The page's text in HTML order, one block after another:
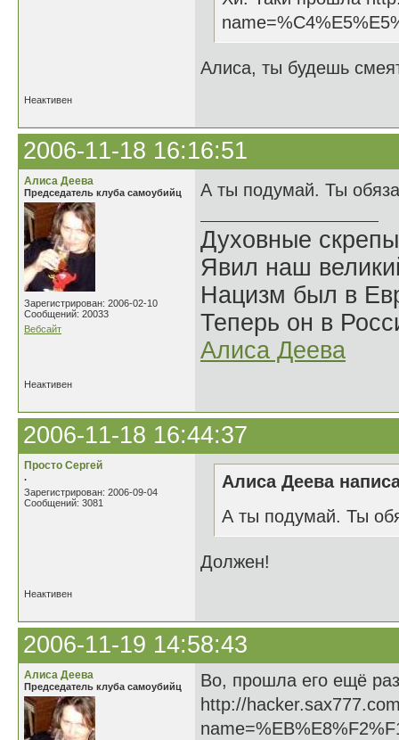
Алиса, ты будешь
Неактивен
2006-11-18 16:16:51
Алиса Деева
Председатель клуба самоубийц
Зарегистрирован: 2006-02-10
Сообщений: 20033
Вебсайт
А ты подумай. Ты
Духовные
Явил наш
Нацизм был в
Теперь он в
Алиса Деева
Неактивен
2006-11-18 16:44:37
Просто Сергей
.
Зарегистрирован: 2006-09-04
Сообщений: 3081
Алиса Деева
А ты подумай. Ты
Должен!
Неактивен
2006-11-19 14:58:43
Алиса Деева
Председатель клуба самоубийц
Во, прошла его ещё
http://